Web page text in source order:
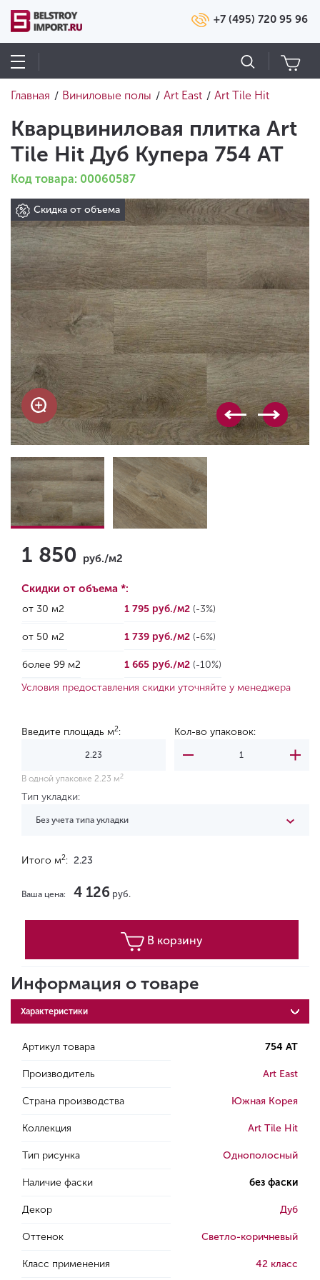
+7 (495) 720 95 96
Главная / Виниловые полы / Art East / Art Tile Hit
Кварцвиниловая плитка Art
Tile Hit Дуб Купера 754 AT
Код товара: 00060587
Скидка от объема
1 850 руб./м2
Скидки от объема *:
от 30 м2 1 795 руб./м2 (-3%)
от 50 м2 1 739 руб./м2 (-6%)
более 99 м2 1 665 руб./м2 (-10%)
Условия предоставления скидки уточняйте у менеджера
Введите площадь м2: Кол-во упаковок:
В одной упаковке 2.23 м 2
Тип укладки:
Без учета типа укладки
Итого м2: 2.23
Ваша цена: 4 126 руб.
В корзину
Информация о товаре
Характеристики
Артикул товара 754 AT
Производитель Art East
Страна производства Южная Корея
Коллекция Art Tile Hit
Тип рисунка Однополосный
Наличие фаски без фаски
Декор Дуб
Оттенок Светло-коричневый
Класс применения 42 класс